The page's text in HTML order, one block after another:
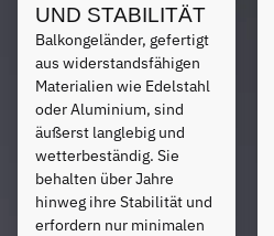
UND STABILITÄT
Balkongeländer, gefertigt
aus widerstandsfähigen
Materialien wie Edelstahl
oder Aluminium, sind
äußerst langlebig und
wetterbeständig. Sie
behalten über Jahre
hinweg ihre Stabilität und
erfordern nur minimalen